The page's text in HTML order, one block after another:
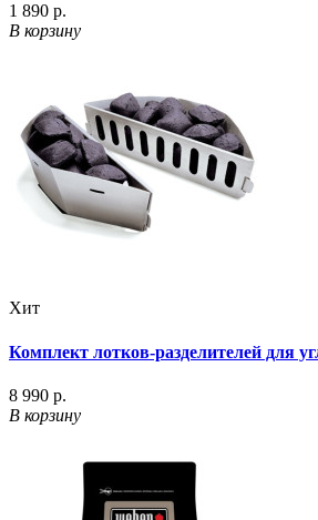
1 890 р.
В корзину
Хит
Комплект лотков-разделителей для
8 990 р.
В корзину